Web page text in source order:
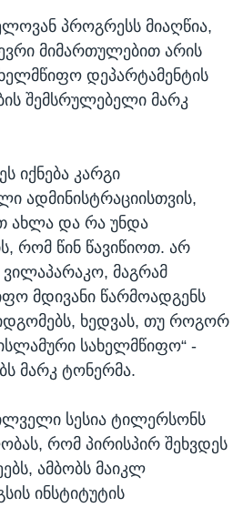
პროგრესს მიაღწია,
მიმართულებით არის
დეპარტამენტის
შემსრულებელი მარკ
იქნება კარგი
ადმინისტრაციისთვის,
ახლა და რა უნდა
რომ წინ წავიწიოთ. არ
მაგრამ
მდივანი წარმოადგენს
ხედვას, თუ როგორ
სახელმწიფო“ -
მარკ ტონერმა.
სესია ტილერსონს
რომ პირისპირ შეხვდეს
ამბობს მაიკლ
ინსტიტუტის